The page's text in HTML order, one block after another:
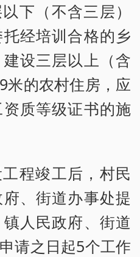
下（不含三层）
经培训合格的乡
设三层以上（含
米的农村住房，应
质等级证书的施
程竣工后，村民
、街道办事处提
人民政府、街道
请之日起5个工作